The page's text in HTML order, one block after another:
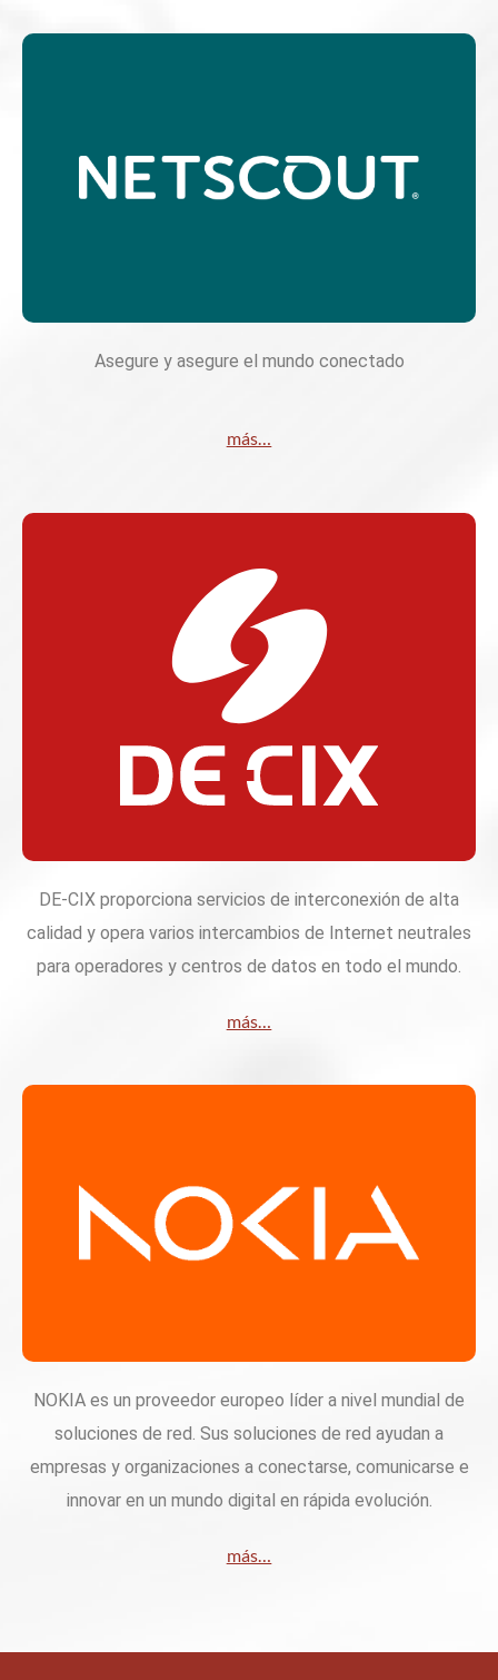
Asegure y asegure el mundo conectado
más…
DE-CIX proporciona servicios de interconexión de alta
calidad y opera varios intercambios de Internet neutrales
para operadores y centros de datos en todo el mundo.
más…
NOKIA es un proveedor europeo líder a nivel mundial de
soluciones de red. Sus soluciones de red ayudan a
empresas y organizaciones a conectarse, comunicarse e
innovar en un mundo digital en rápida evolución.
más…